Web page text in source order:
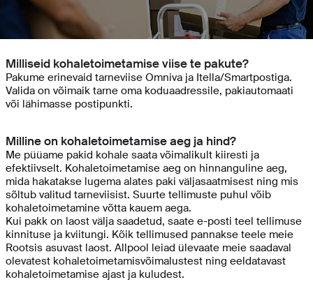
Milliseid kohaletoimetamise viise te pakute?
Pakume erinevaid tarneviise Omniva ja Itella/Smartpostiga.
Valida on võimaik tarne oma koduaadressile, pakiautomaati
või lähimasse postipunkti.
Milline on kohaletoimetamise aeg ja hind?
Me püüame pakid kohale saata võimalikult kiiresti ja
efektiivselt. Kohaletoimetamise aeg on hinnanguline aeg,
mida hakatakse lugema alates paki väljasaatmisest ning mis
sõltub valitud tarneviisist. Suurte tellimuste puhul võib
kohaletoimetamine võtta kauem aega.
Kui pakk on laost välja saadetud, saate e-posti teel tellimuse
kinnituse ja kviitungi. Kõik tellimused pannakse teele meie
Rootsis asuvast laost. Allpool leiad ülevaate meie saadaval
olevatest kohaletoimetamisvõimalustest ning eeldatavast
kohaletoimetamise ajast ja kuludest.